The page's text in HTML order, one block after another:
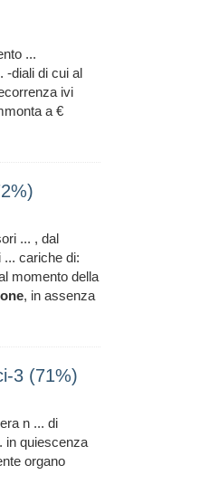
...
-diali di cui al
ivi
a €
... , dal
... cariche di:
momento della
, in assenza
3 (71%)
n ... di
in quiescenza
organo